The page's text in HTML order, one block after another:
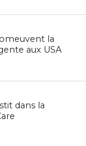
la
aux USA
dans la